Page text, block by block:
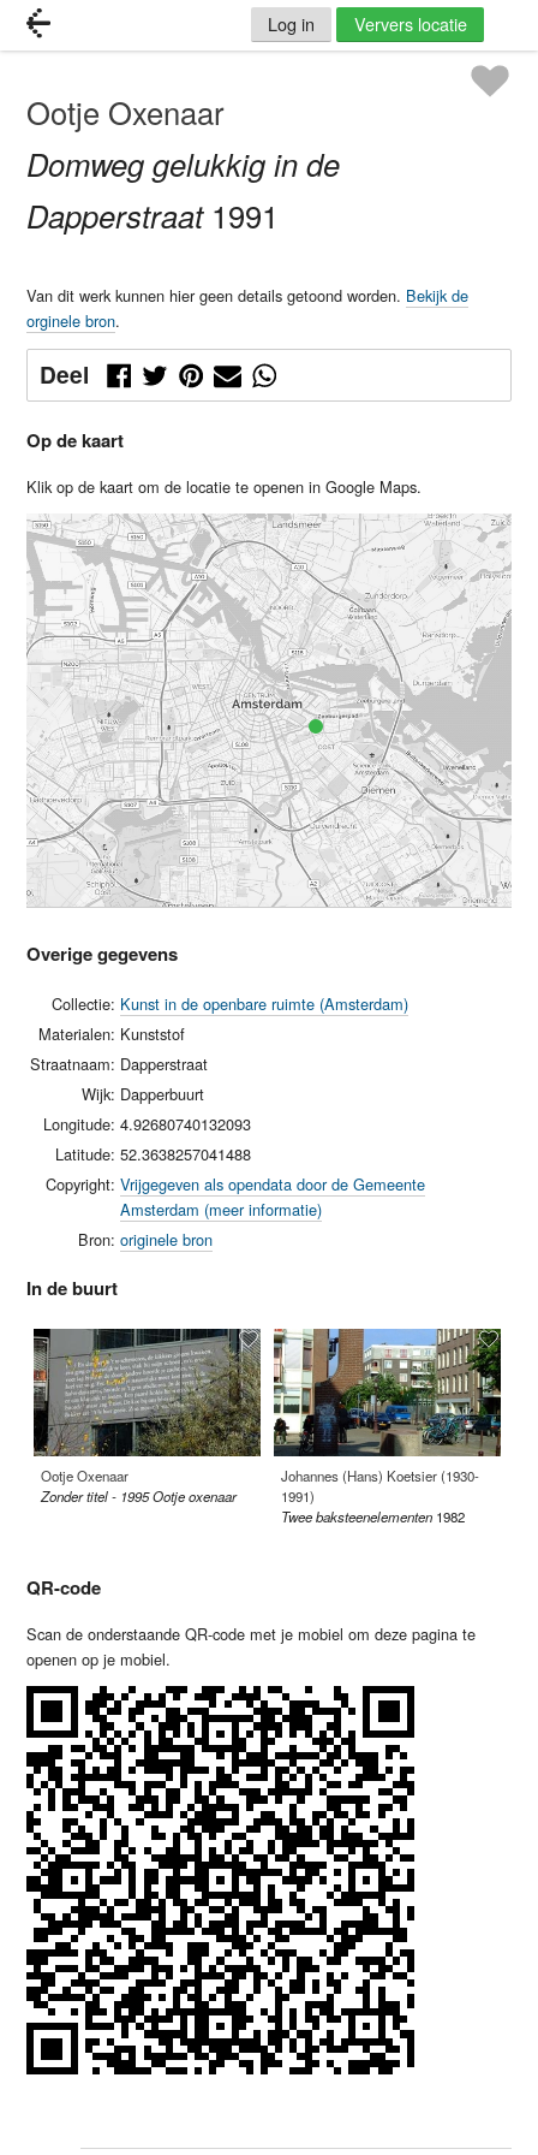
Log in Ververs locatie
Ootje Oxenaar
Domweg gelukkig in de
Dapperstraat 1991
Van dit werk kunnen hier geen details getoond worden. Bekijk de
orginele bron.
Deel
Op de kaart
Klik op de kaart om de locatie te openen in Google Maps.
Overige gegevens
Collectie: Kunst in de openbare ruimte (Amsterdam)
Materialen: Kunststof
Straatnaam: Dapperstraat
Wijk: Dapperbuurt
Longitude: 4.92680740132093
Latitude: 52.3638257041488
Copyright: Vrijgegeven als opendata door de Gemeente
Amsterdam (meer informatie)
Bron: originele bron
In de buurt
Ootje Oxenaar
Zonder titel - 1995 Ootje oxenaar
Johannes (Hans) Koetsier (1930-
1991)
Twee baksteenelementen 1982
QR-code
Scan de onderstaande QR-code met je mobiel om deze pagina te
openen op je mobiel.